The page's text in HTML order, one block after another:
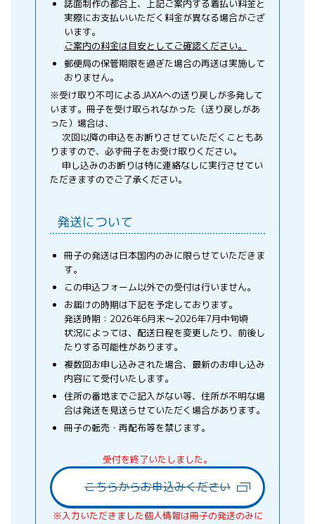
誌面制作の都合上、上記ご案内する着払い料金と
実際にお支払いいただく料金が異なる場合がござ
います。
ご案内の料金は目安としてご確認ください。
郵便局の保管期限を過ぎた場合の再送は実施して
おりません。
※受け取り不可によるJAXAへの送り戻しが多発して
います。冊子を受け取られなかった（送り戻しがあ
った）場合は、
りますので、必ず冊子をお受け取りください。
ただきますのでご了承ください。
発送について
冊子の発送は日本国内のみに限らせていただきま
す。
この申込フォーム以外での受付は行いません。
お届けの時期は下記を予定しております。
発送時期：2026年6月末～2026年7月中旬頃
状況によっては、配送日程を変更したり、前後し
たりする可能性があります。
複数回お申し込みされた場合、最新のお申し込み
内容にて受付いたします。
住所の番地までご記入がない等、住所が不明な場
合は発送を見送らせていただく場合があります。
冊子の転売・再配布等を禁じます。
受付を終了いたしました。
こちらからお申込みください
※入力いただきました個人情報は冊子の発送のみに